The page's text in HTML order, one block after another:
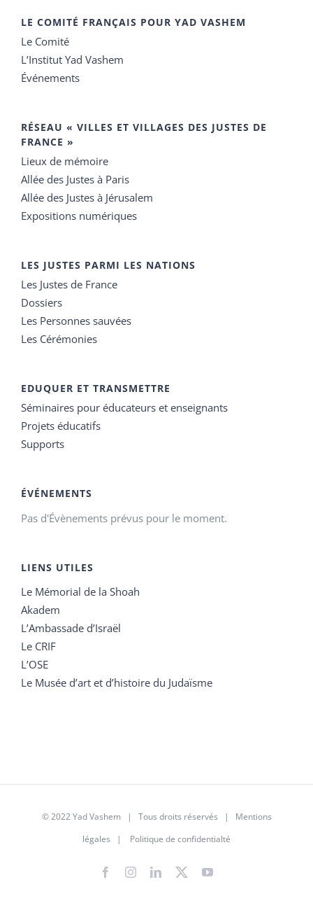
LE COMITÉ FRANÇAIS POUR YAD VASHEM
Le Comité
L’Institut Yad Vashem
Événements
RÉSEAU « VILLES ET VILLAGES DES JUSTES DE
FRANCE »
Lieux de mémoire
Allée des Justes à Paris
Allée des Justes à Jérusalem
Expositions numériques
LES JUSTES PARMI LES NATIONS
Les Justes de France
Dossiers
Les Personnes sauvées
Les Cérémonies
EDUQUER ET TRANSMETTRE
Séminaires pour éducateurs et enseignants
Projets éducatifs
Supports
ÉVÉNEMENTS
Pas d'Évènements prévus pour le moment.
LIENS UTILES
Le Mémorial de la Shoah
Akadem
L’Ambassade d’Israël
Le CRIF
L’OSE
Le Musée d’art et d’histoire du Judaïsme
© 2022 Yad Vashem | Tous droits réservés | Mentions
légales | Politique de confidentialté